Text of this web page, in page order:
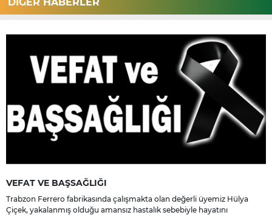
VEFAT VE BAŞSAĞLIĞI
Trabzon Ferrero fabrikasında çalışmakta olan değerli üyemiz Hülya
Çiçek, yakalanmış olduğu amansız hastalık sebebiyle hayatını